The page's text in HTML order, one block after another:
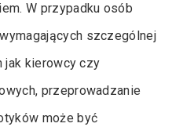
W przypadku osób
szczególnej
jak kierowcy czy
przeprowadzanie
może być